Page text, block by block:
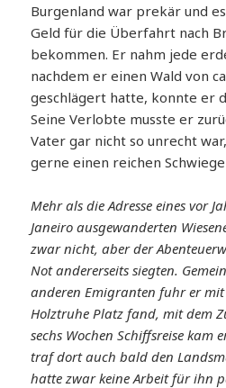
Burgenland war prekär und
Geld für die Überfahrt nach
bekommen. Er nahm jede
nachdem er einen Wald von
geschlägert hatte, konnte er
Seine Verlobte musste er
Vater gar nicht so unrecht
gerne einen reichen
Mehr als die Adresse eines vor
Janeiro ausgewanderten
zwar nicht, aber der
Not andererseits siegten.
anderen Emigranten fuhr er
Holztruhe Platz fand, mit dem
sechs Wochen Schiffsreise kam
traf dort auch bald den
hatte zwar keine Arbeit für ihn